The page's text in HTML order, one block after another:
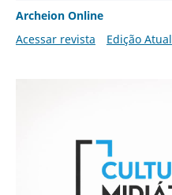
Archeion Online
Acessar revista
Edição Atual